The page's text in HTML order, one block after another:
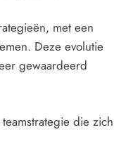
met een
Deze evolutie
gewaardeerd
die zich